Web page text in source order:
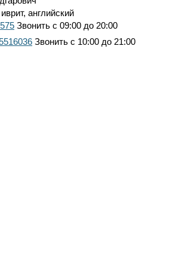
английский
Звонить с 09:00 до 20:00
Звонить с 10:00 до 21:00